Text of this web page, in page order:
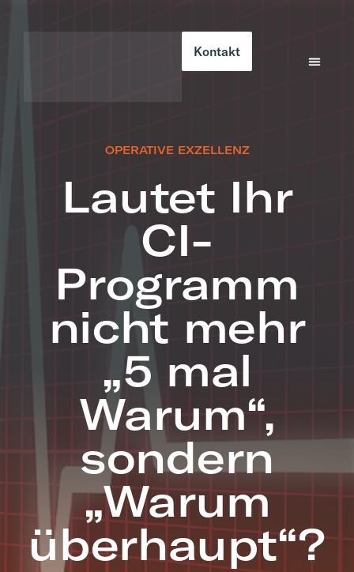
Kontakt
OPERATIVE EXZELLENZ
Lautet Ihr
CI-
Programm
nicht mehr
„5 mal
Warum“,
sondern
„Warum
überhaupt“?